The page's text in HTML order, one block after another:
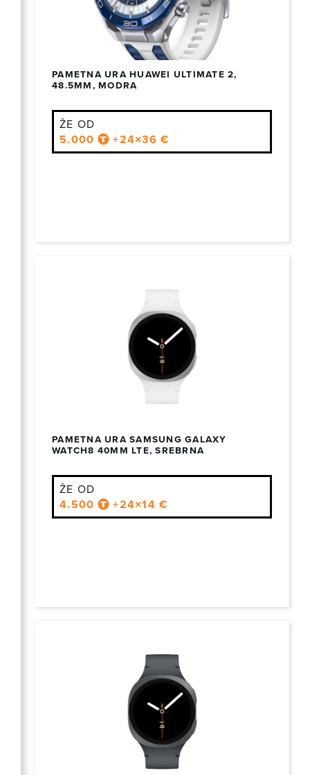
PAMETNA URA HUAWEI ULTIMATE 2,
48.5MM, MODRA
ŽE OD
5.000
+24×36 €
PAMETNA URA SAMSUNG GALAXY
WATCH8 40MM LTE, SREBRNA
ŽE OD
4.500
+24×14 €